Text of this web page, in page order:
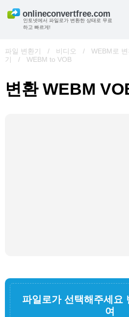
인토넷에서 파일로가 변환한 상태로 무료
하고 빠르게!
파일 변환기 / 비디오 / WEBM로 변
기
/ WEBM to VOB
변환 WEBM
파일로가 선택해주세요
여